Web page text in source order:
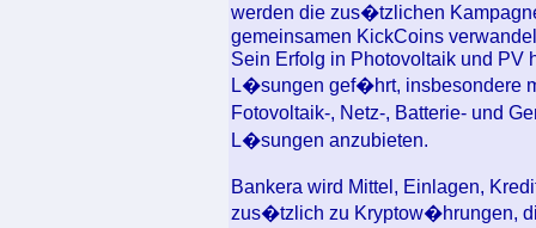
werden die zus�tzlichen
gemeinsamen KickCoins
Sein Erfolg in Photovoltaik und PV
L�sungen gef�hrt, insbesondere
Fotovoltaik-, Netz-, Batterie- und
L�sungen anzubieten.
Bankera wird Mittel, Einlagen,
zus�tzlich zu Kryptow�hrungen,